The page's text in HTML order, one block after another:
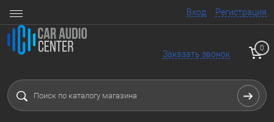
Вход Регистрация
Заказать звонок
0